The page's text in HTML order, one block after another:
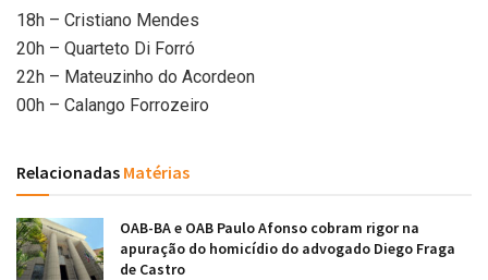
18h – Cristiano Mendes
20h – Quarteto Di Forró
22h – Mateuzinho do Acordeon
00h – Calango Forrozeiro
Relacionadas Matérias
OAB-BA e OAB Paulo Afonso cobram rigor na
apuração do homicídio do advogado Diego Fraga
de Castro